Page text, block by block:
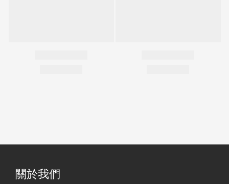
關於我們